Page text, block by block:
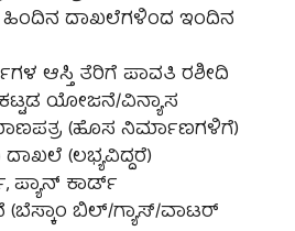
ಹಿಂದಿನ ದಾಖಲೆಗಳಿಂದ ಇಂದಿನ
ಆಸ್ತಿ ತೆರಿಗೆ ಪಾವತಿ ರಶೀದಿ
ಯೋಜನೆ/ವಿನ್ಯಾಸ
(ಹೊಸ ನಿರ್ಮಾಣಗಳಿಗೆ)
(ಲಭ್ಯವಿದ್ದರೆ)
ಪ್ಯಾನ್ ಕಾರ್ಡ್
(ಬೆಸ್ಕಾಂ ಬಿಲ್/ಗ್ಯಾಸ್/ವಾಟರ್